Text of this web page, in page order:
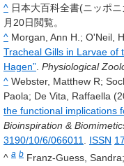
^ 日本大百科全書(ニッポニ
月20日閲覧。
^ Morgan, Ann H.; O'Neil,
Tracheal Gills in Larvae of
Hagen”. Physiological
^ Webster, Matthew R;
Paola; De Vita, Raffaella
the functional implications
Bioinspiration &
3190/10/6/066011. ISSN
^ a b Franz-Guess,